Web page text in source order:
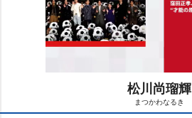
松川尚瑠輝
まつかわなるき